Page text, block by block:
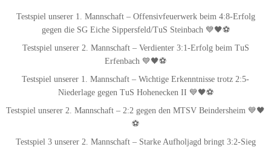
Testspiel unserer 1. Mannschaft – Offensivfeuerwerk beim 4:8-Erfolg
gegen die SG Eiche Sippersfeld/TuS Steinbach 💙🖤⚽
Testspiel unserer 2. Mannschaft – Verdienter 3:1-Erfolg beim TuS
Erfenbach 💙🖤⚽
Testspiel unserer 1. Mannschaft – Wichtige Erkenntnisse trotz 2:5-
Niederlage gegen TuS Hohenecken II 💙🖤⚽
Testspiel unserer 2. Mannschaft – 2:2 gegen den MTSV Beindersheim 💙🖤
⚽
Testspiel 3 unserer 2. Mannschaft – Starke Aufholjagd bringt 3:2-Sieg